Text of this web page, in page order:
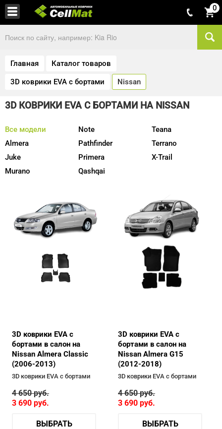
0
Главная Каталог товаров
3D коврики EVA с бортами Nissan
3D КОВРИКИ EVA С БОРТАМИ НА NISSAN
Все модели
Almera
Juke
Murano
Note
Pathfinder
Primera
Qashqai
Teana
Terrano
X-Trail
3D коврики EVA с
бортами в салон на
Nissan Almera Classic
(2006-2013)
3D коврики EVA с бортами
4 650руб.
3 690 руб.
ВЫБРАТЬ
3D коврики EVA с
бортами в салон на
Nissan Almera G15
(2012-2018)
3D коврики EVA с бортами
4 650руб.
3 690 руб.
ВЫБРАТЬ